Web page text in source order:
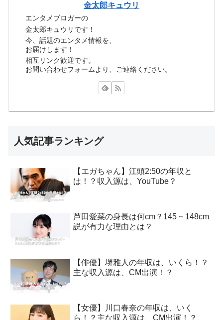
金太郎キュウリ
エンタメブロガーの
金太郎キュウリです！
今、話題のエンタメ情報を、
お届けします！
相互リンク歓迎です。
お問い合わせフォームより、ご連絡ください。
人気記事ランキング
【エガちゃん】江頭2:50の年収と
は！？収入源は、YouTube？
芦田愛菜の身長は何cm？145 ~ 148cm
説が有力な理由とは？
【俳優】堺雅人の年収は、いくら！？
主な収入源は、CM出演！？
【女優】川口春奈の年収は、いく
ら！？主な収入源は、CM出演！？